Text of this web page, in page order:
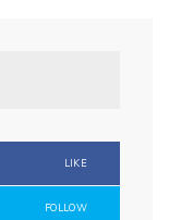
LIKE
FOLLOW